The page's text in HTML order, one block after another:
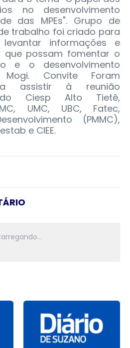
no desenvolvimento
das MPEs". Grupo de
trabalho foi criado para
levantar informações e
que possam fomentar o
e o desenvolvimento
Convite Foram
assistir à reunião
do Ciesp Alto Tietê,
UMC, UBC, Fatec,
(PMMC),
e CIEE.